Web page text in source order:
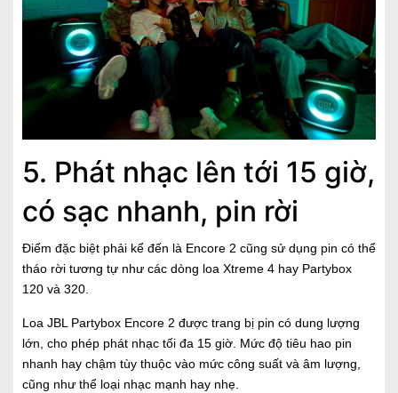
5. Phát nhạc lên tới 15 giờ,
có sạc nhanh, pin rời
Điểm đặc biệt phải kể đến là Encore 2 cũng sử dụng pin có thể
tháo rời tương tự như các dòng loa Xtreme 4 hay Partybox
120 và 320.
Loa JBL Partybox Encore 2 được trang bị pin có dung lượng
lớn, cho phép phát nhạc tối đa 15 giờ. Mức độ tiêu hao pin
nhanh hay chậm tùy thuộc vào mức công suất và âm lượng,
cũng như thể loại nhạc mạnh hay nhẹ.